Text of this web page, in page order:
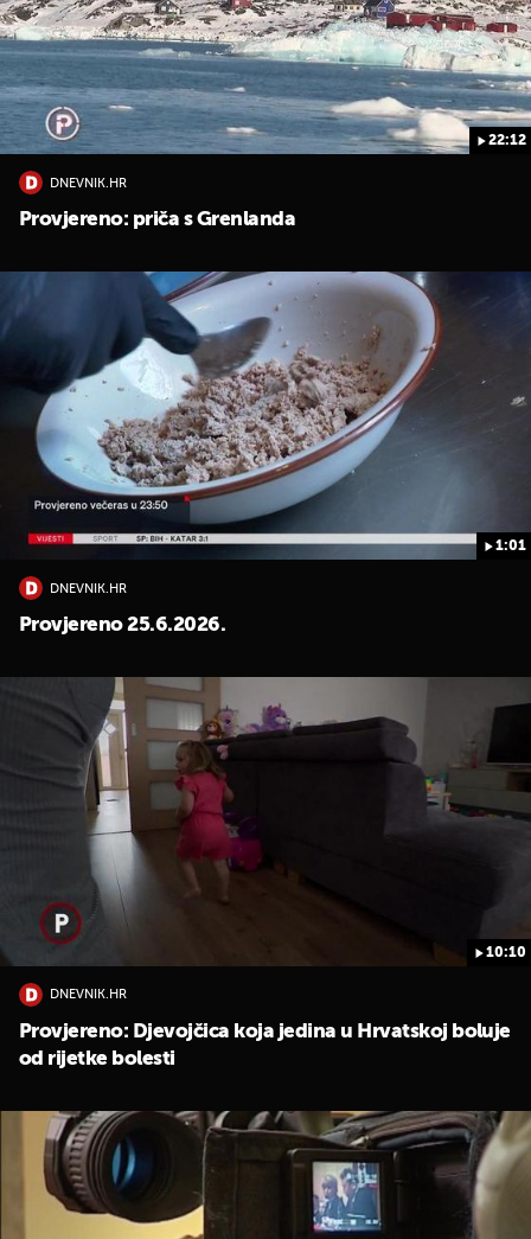
22:12
DNEVNIK.HR
Provjereno: priča s Grenlanda
1:01
DNEVNIK.HR
Provjereno 25.6.2026.
10:10
DNEVNIK.HR
Provjereno: Djevojčica koja jedina u Hrvatskoj boluje
od rijetke bolesti